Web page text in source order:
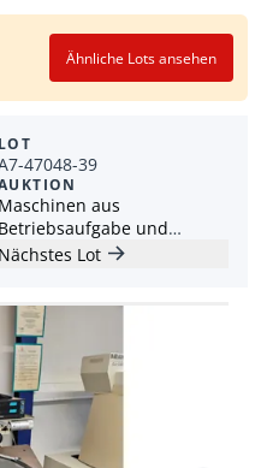
Ähnliche Lots ansehen
LOT
47048-39
Maschinen aus
Betriebsaufgabe und
Produktionsschließung
Nächstes Lot